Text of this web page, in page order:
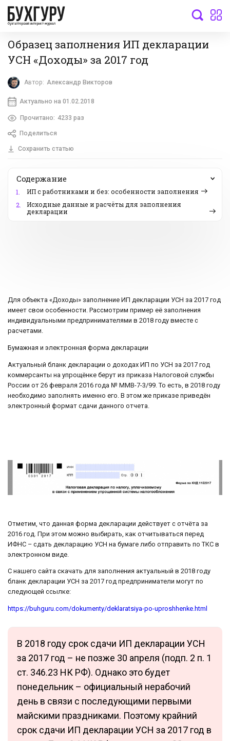
бухгалтерский интернет-журнал
Образец заполнения ИП декларации
УСН «Доходы» за 2017 год
Автор: Александр Викторов
Актуально на 01.02.2018
Прочитано: 4233 раз
Поделиться
Сохранить статью
Содержание
1.
ИП с работниками и без: особенности заполнения
2.
Исходные данные и расчёты для заполнения
декларации
Для объекта «Доходы» заполнение ИП декларации УСН за 2017 год
имеет свои особенности. Рассмотрим пример её заполнения
индивидуальными предпринимателями в 2018 году вместе с
расчетами.
Бумажная и электронная форма декларации
Актуальный бланк декларации о доходах ИП по УСН за 2017 год
коммерсанты на упрощёнке берут из приказа Налоговой службы
России от 26 февраля 2016 года № ММВ-7-3/99. То есть, в 2018 году
необходимо заполнять именно его. В этом же приказе приведён
электронный формат сдачи данного отчета.
Отметим, что данная форма декларации действует с отчёта за
2016 год. При этом можно выбирать, как отчитываться перед
ИФНС – сдать декларацию УСН на бумаге либо отправить по ТКС в
электронном виде.
С нашего сайта скачать для заполнения актуальный в 2018 году
бланк декларации УСН за 2017 год предприниматели могут по
следующей ссылке:
https://buhguru.com/dokumenty/deklaratsiya-po-uproshhenke.html
В 2018 году срок сдачи ИП декларации УСН
за 2017 год – не позже 30 апреля (подп. 2 п. 1
ст. 346.23 НК РФ). Однако это будет
понедельник – официальный нерабочий
день в связи с последующими первыми
майскими праздниками. Поэтому крайний
срок сдачи ИП декларации УСН за 2017 год в